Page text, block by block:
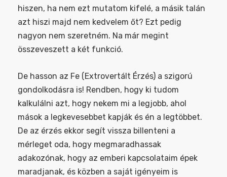
hiszen, ha nem ezt mutatom kifelé, a másik talán
azt hiszi majd nem kedvelem őt? Ezt pedig
nagyon nem szeretném. Na már megint
összeveszett a két funkció.
De hasson az Fe (Extrovertált Érzés) a szigorú
gondolkodásra is! Rendben, hogy ki tudom
kalkulálni azt, hogy nekem mi a legjobb, ahol
mások a legkevesebbet kapják és én a legtöbbet.
De az érzés ekkor segít vissza billenteni a
mérleget oda, hogy megmaradhassak
adakozónak, hogy az emberi kapcsolataim épek
maradjanak, és közben a saját igényeim is